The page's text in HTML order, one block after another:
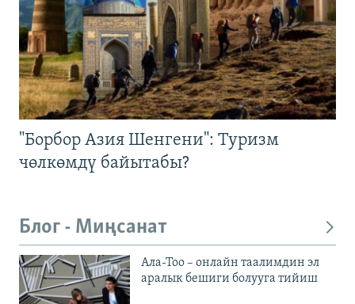
"Борбор Азия Шенгени": Туризм
чөлкөмдү байытабы?
Блог - Миңсанат
Ала-Тоо – онлайн таалимдин эл
аралык бешиги болууга тийиш